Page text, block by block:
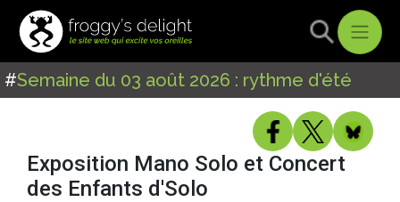
#Semaine du 03 août 2026 : rythme d'été
Exposition Mano Solo et Concert
des Enfants d'Solo